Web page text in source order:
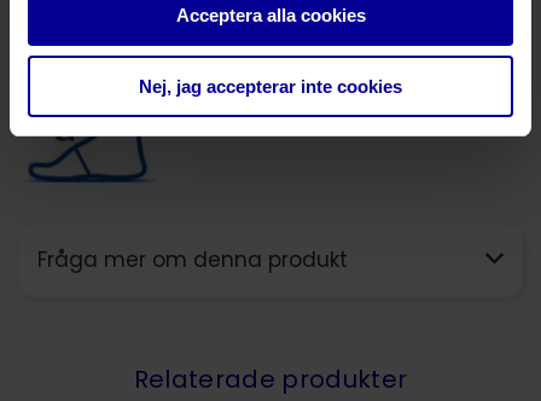
Acceptera alla cookies
Nej, jag accepterar inte cookies
Fråga mer om denna produkt
Relaterade produkter